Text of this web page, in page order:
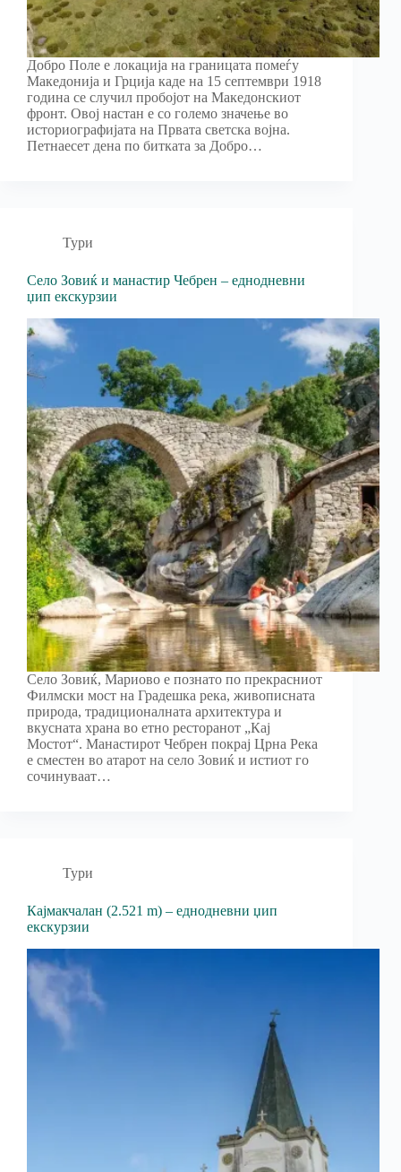
Добро Поле е локација на границата помеѓу
Македонија и Грција каде на 15 септември 1918
година се случил пробојот на Македонскиот
фронт. Овој настан е со големо значење во
историографијата на Првата светска војна.
Петнаесет дена по битката за Добро…
Тури
Село Зовиќ и манастир Чебрен – еднодневни
џип екскурзии
Село Зовиќ, Мариово е познато по прекрасниот
Филмски мост на Градешка река, живописната
природа, традиционалната архитектура и
вкусната храна во етно ресторанот „Кај
Мостот“. Манастирот Чебрен покрај Црна Река
е сместен во атарот на село Зовиќ и истиот го
сочинуваат…
Тури
Кајмакчалан (2.521 m) – еднодневни џип
екскурзии